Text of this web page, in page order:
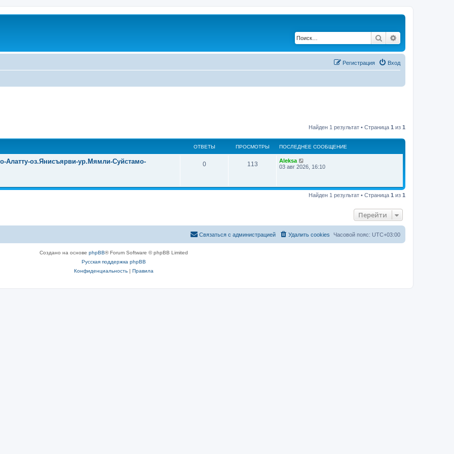
Поиск
Вход
Регистрация
Найден 1 результат • Страница 1 из 1
ОТВЕТЫ ПРОСМОТРЫ ПОСЛЕДНЕЕ СООБЩЕНИЕ
Алатту-оз.Янисъярви-ур.Мямли-Суйстамо-
0 113
Aleksa
03 авг 2026, 16:10
Найден 1 результат • Страница 1 из 1
Перейти
Часовой пояс: UTC+03:00
Удалить cookies
Связаться с администрацией
Создано на основе phpBB® Forum Software © phpBB Limited
Русская поддержка phpBB
Конфиденциальность| Правила